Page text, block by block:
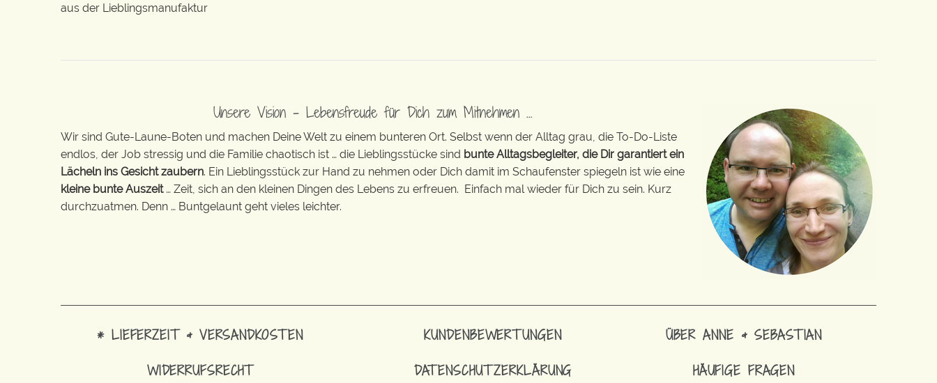
aus der Lieblingsmanufaktur
Unsere Vision – Lebensfreude für Dich zum Mitnehmen …
Wir sind Gute-Laune-Boten und machen Deine Welt zu einem bunteren Ort. Selbst wenn der Alltag grau, die To-Do-Liste
endlos, der Job stressig und die Familie chaotisch ist … die Lieblingsstücke sind bunte Alltagsbegleiter, die Dir garantiert ein
Lächeln ins Gesicht zaubern. Ein Lieblingsstück zur Hand zu nehmen oder Dich damit im Schaufenster spiegeln ist wie eine
kleine bunte Auszeit… Zeit, sich an den kleinen Dingen des Lebens zu erfreuen. Einfach mal wieder für Dich zu sein. Kurz
durchzuatmen. Denn … Buntgelaunt geht vieles leichter.
* LIEFERZEIT & VERSANDKOSTEN
WIDERRUFSRECHT
KUNDENBEWERTUNGEN
DATENSCHUTZERKLÄRUNG
ÜBER ANNE & SEBASTIAN
HÄUFIGE FRAGEN